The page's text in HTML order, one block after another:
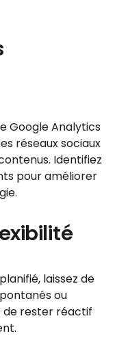
Google Analytics
réseaux sociaux
Identifiez
pour améliorer
laissez de
ou
de rester réactif